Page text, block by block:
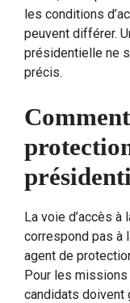
les conditions
peuvent différer.
présidentielle ne
précis.
La voie d’accès
correspond pas à
agent de
Pour les
candidats doivent